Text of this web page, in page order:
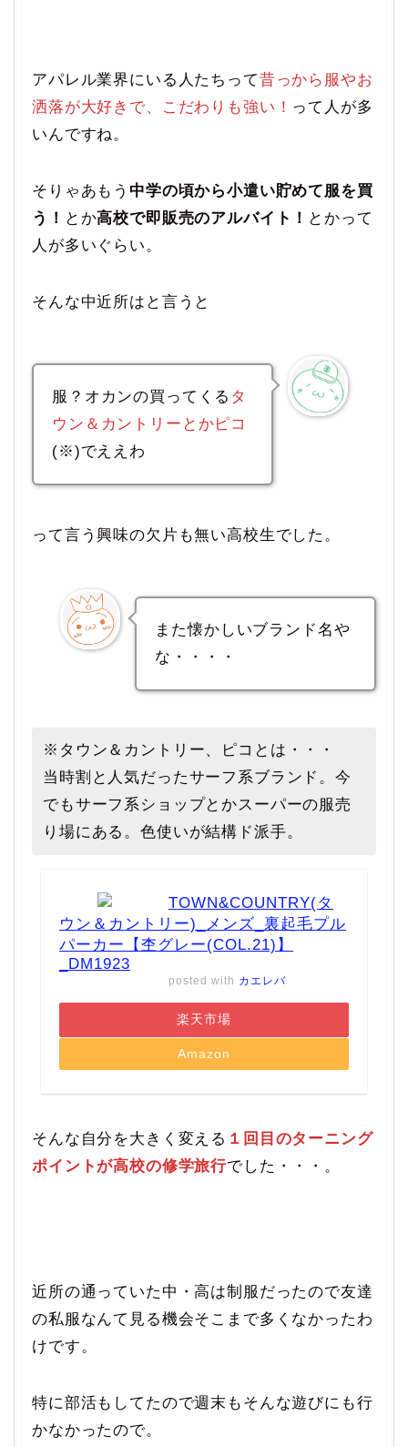
アパレル業界にいる人たちって昔っから服やお
洒落が大好きで、こだわりも強い！ って人が多
いんですね。
そりゃあもう 中学の頃から小遣い貯めて服を買
う！ とか高校で即販売のアルバイト！ とかって
人が多いぐらい。
そんな中近所はと言うと
服？オカンの買ってくる タ
ウン＆カントリーとかピコ
(※)でええわ
って言う興味の欠片も無い高校生でした。
また懐かしいブランド名や
な・・・・
※タウン＆カントリー、ピコとは・・・
当時割と人気だったサーフ系ブランド。今
でもサーフ系ショップとかスーパーの服売
り場にある。色使いが結構ド派手。
TOWN&COUNTRY(タ
ウン＆カントリー)_メンズ_裏起毛プル
パーカー【杢グレー(COL.21)】
_DM1923
posted with カエレバ
楽天市場
Amazon
そんな自分を大きく変える １回目のターニング
ポイントが高校の修学旅行でした・・・。
近所の通っていた中・高は制服だったので友達
の私服なんて見る機会そこまで多くなかったわ
けです。
特に部活もしてたので週末もそんな遊びにも行
かなかったので。